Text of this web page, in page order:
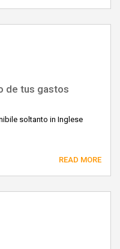
de tus gastos
soltanto in Inglese
READ MORE